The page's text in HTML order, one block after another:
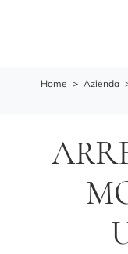
Home > Azienda